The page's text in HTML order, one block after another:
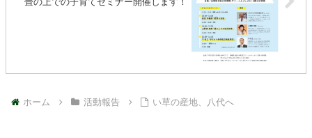
ホーム 活動報告 い草の産地、八代へ